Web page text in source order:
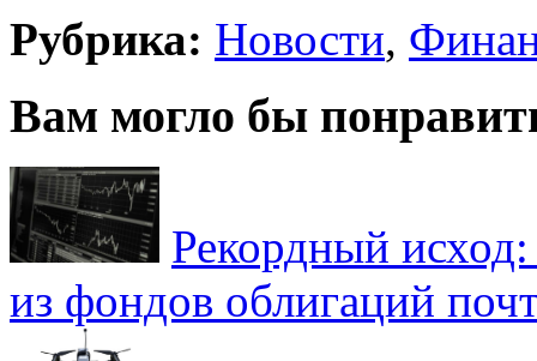
Рубрика: Новости,
Вам могло бы
Рекордный
из фондов облигаций